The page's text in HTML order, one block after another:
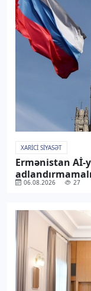
XARICI SIYASƏT
Ermənistan Aİ-
06.08.2026 27